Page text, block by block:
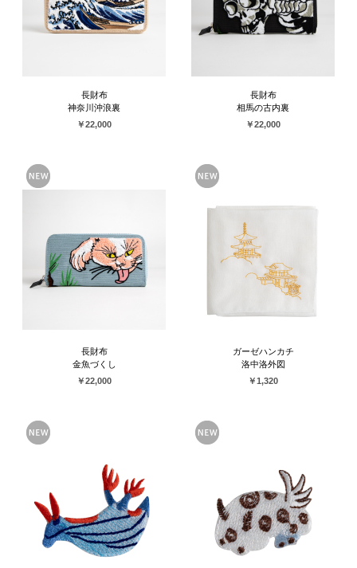
長財布
神奈川沖浪裏
￥22,000
長財布
相馬の古内裏
￥22,000
長財布
金魚づくし
￥22,000
ガーゼハンカチ
洛中洛外図
￥1,320